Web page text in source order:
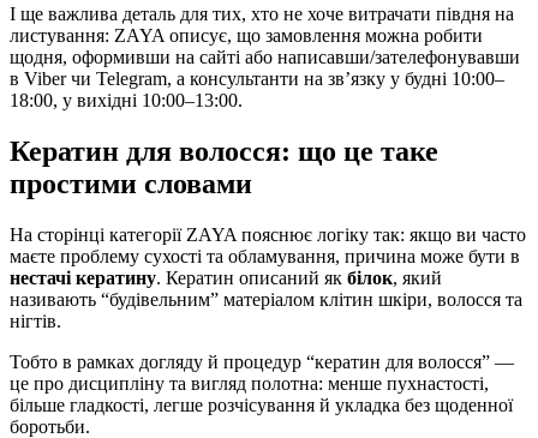
І ще важлива деталь для тих, хто не хоче витрачати півдня на
листування: ZAYA описує, що замовлення можна робити
щодня, оформивши на сайті або написавши/зателефонувавши
в Viber чи Telegram, а консультанти на зв’язку у будні 10:00–
18:00, у вихідні 10:00–13:00.
Кератин для волосся: що це таке
простими словами
На сторінці категорії ZAYA пояснює логіку так: якщо ви часто
маєте проблему сухості та обламування, причина може бути в
нестачі кератину. Кератин описаний як білок, який
називають “будівельним” матеріалом клітин шкіри, волосся та
нігтів.
Тобто в рамках догляду й процедур “кератин для волосся” —
це про дисципліну та вигляд полотна: менше пухнастості,
більше гладкості, легше розчісування й укладка без щоденної
боротьби.